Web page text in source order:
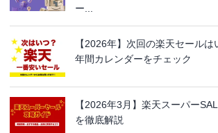
ー...
【2026年】次回の楽天セール
年間カレンダーをチェック
【2026年3月】楽天スーパー
を徹底解説